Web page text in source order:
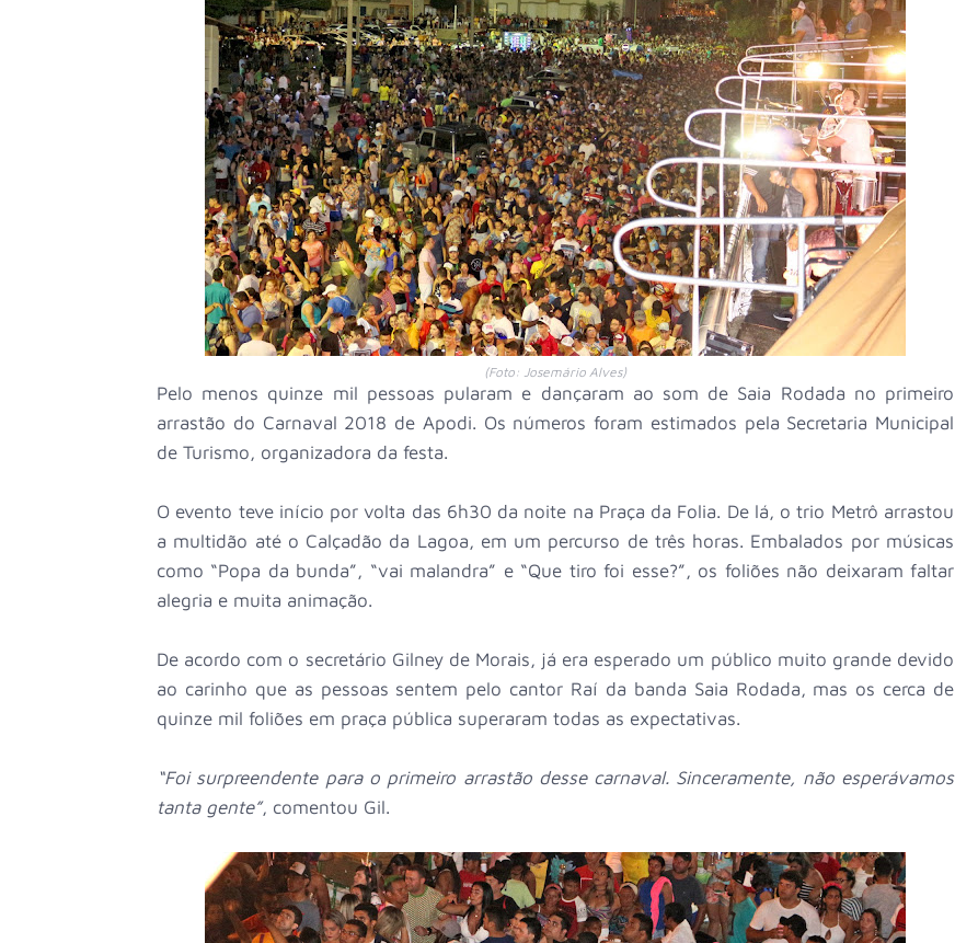
(Foto: Josemário Alves)
Pelo menos quinze mil pessoas pularam e dançaram ao som de Saia Rodada no primeiro
arrastão do Carnaval 2018 de Apodi. Os números foram estimados pela Secretaria Municipal
de Turismo, organizadora da festa.
O evento teve início por volta das 6h30 da noite na Praça da Folia. De lá, o trio Metrô arrastou
a multidão até o Calçadão da Lagoa, em um percurso de três horas. Embalados por músicas
como “Popa da bunda”, “vai malandra” e “Que tiro foi esse?”, os foliões não deixaram faltar
alegria e muita animação.
De acordo com o secretário Gilney de Morais, já era esperado um público muito grande devido
ao carinho que as pessoas sentem pelo cantor Raí da banda Saia Rodada, mas os cerca de
quinze mil foliões em praça pública superaram todas as expectativas.
“Foi surpreendente para o primeiro arrastão desse carnaval. Sinceramente, não esperávamos
tanta gente”, comentou Gil.